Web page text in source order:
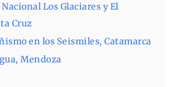
Los Glaciares y El
Cruz
en los Seismiles, Catamarca
Mendoza